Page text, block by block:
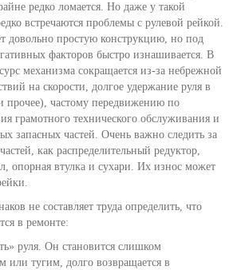
редко ломается. Но даже у такой
встречаются проблемы с рулевой рейкой.
довольно простую конструкцию, но под
факторов быстро изнашивается. В
механизма сокращается из-за небрежной
на скорости, долгое удержание руля в
прочее), частому передвижению по
грамотного технического обслуживания и
запасных частей. Очень важно следить за
как распределительный редуктор,
опорная втулка и сухари. Их износ может
не составляет труда определить, что
в ремонте:
руля. Он становится слишком
или тугим, долго возвращается в